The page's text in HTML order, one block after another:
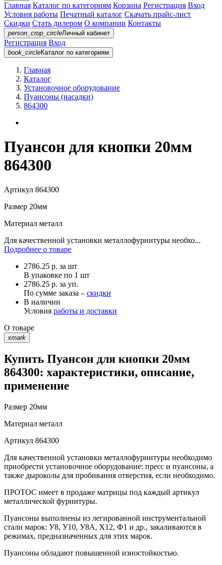
Главная Каталог по категориям Корзина Регистрация Вход
Условия работы Печатный каталог Скачать прайс-лист
Скидки Стать дилером О компании Контакты
person_crop_circleЛичный кабинет
Регистрация Вход
book_circleКаталог по категориям
Главная
Каталог
Установочное оборудование
Пуансоны (насадки)
864300
Пуансон для кнопки 20мм
864300
Артикул 864300
Размер 20мм
Материал металл
Для качественной установки металлофурнитуры необхо...
Подробнее о товаре
2786.25 р. за шт
В упаковке по 1 шт
2786.25 р. за уп.
По сумме заказа – скидки
В наличии
Условия работы и доставки
О товаре
xmark
Купить Пуансон для кнопки 20мм
864300: характеристики, описание,
применение
Размер 20мм
Материал металл
Артикул 864300
Для качественной установки металлофурнитуры необходимо
приобрести установочное оборудование: пресс и пуансоны, а
также дыроколы для пробивания отверстия, если необходимо.
ПРОТОС имеет в продаже матрицы под каждый артикул
металлической фурнитуры.
Пуансоны выполнены из легированной инструментальной
стали марок: У8, У10, У8А, Х12, Ф1 и др., закаливаются в
режимах, предназначенных для этих марок.
Пуансоны обладают повышенной изностойкостью.